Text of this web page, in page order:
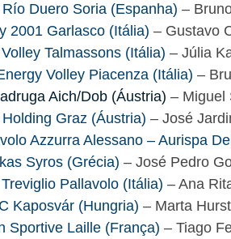
Duero Soria (Espanha) –
2001 Garlasco (Itália) – Gustavo
Talmassons (Itália) – Júlia
Volley Piacenza (Itália) –
Aich/Dob (Áustria) – Miguel
Graz (Áustria) – José
Azzurra Alessano – Aurispa
Syros (Grécia) – José Pedro
Pallavolo (Itália) – Ana
Kaposvár (Hungria) – Marta Hurst
Sportive Laille (França) – Tiago